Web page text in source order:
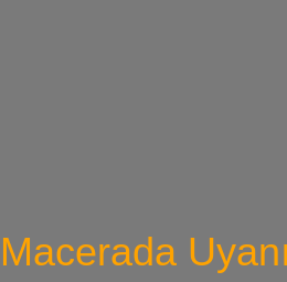
Macerada